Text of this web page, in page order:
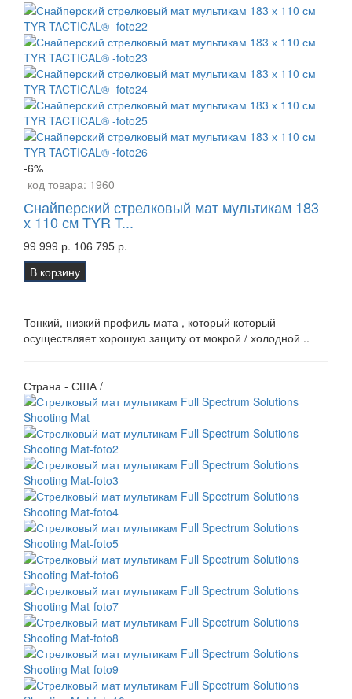
-6%
код товара: 1960
Снайперский стрелковый мат мультикам 183
х 110 см TYR T...
99 999 р. 106 795 р.
В корзину
Тонкий, низкий профиль мата , который который
осуществляет хорошую защиту от мокрой / холодной ..
Страна - США /